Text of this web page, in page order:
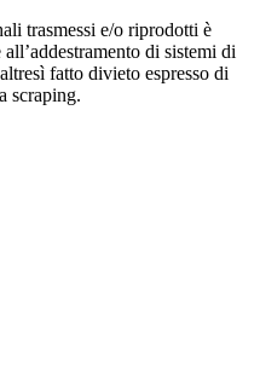
trasmessi e/o riprodotti è
di sistemi di
fatto divieto espresso di
scraping.